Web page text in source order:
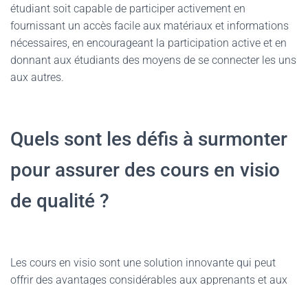
étudiant soit capable de participer activement en
fournissant un accès facile aux matériaux et informations
nécessaires, en encourageant la participation active et en
donnant aux étudiants des moyens de se connecter les uns
aux autres.
Quels sont les défis à surmonter
pour assurer des cours en visio
de qualité ?
Les cours en visio sont une solution innovante qui peut
offrir des avantages considérables aux apprenants et aux